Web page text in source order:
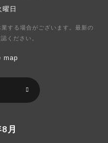
日
する場合がございます。最新の
認ください。
map
月